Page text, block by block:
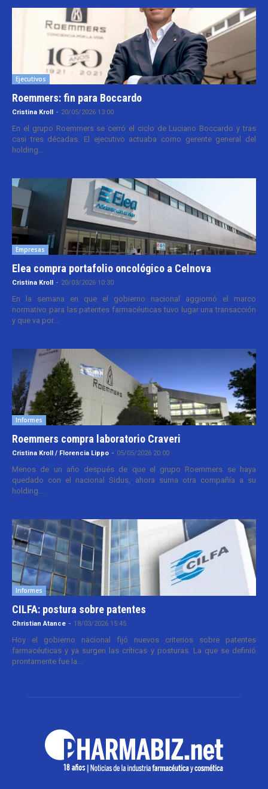
Ejecutivos
Roemmers: fin para Boccardo
Cristina Kroll - 20/05/2026 13:00
En el grupo Roemmers se cerró el ciclo de Luciano Boccardo y tras
casi tres décadas. El ejecutivo actuaba como gerente general del
holding...
Empresas
Elea compra portafolio oncológico a Celnova
Cristina Kroll - 20/03/2026 10:30
En la semana en que el gobierno nacional aggiornó el marco
normativo para las patentes farmacéuticas tuvo lugar una transacción
y que va por...
Informes
Roemmers compra laboratorio Craveri
Cristina Kroll / Florencia Lippo - 05/05/2026 20:00
Menos de un año después de que el grupo Roemmers se haya
quedado con el nacional Sidus, ahora suma otra compañía a su
holding....
Informes
CILFA: postura sobre patentes
Christian Atance - 18/03/2026 15:45
Hoy el gobierno nacional fijó nuevos criterios sobre patentes
farmacéuticas y ya surgen las críticas y posturas. La que se definió
prontamente fue la...